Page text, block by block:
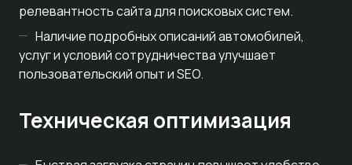
релевантность сайта для поисковых систем.
Наличие подробных описаний автомобилей,
услуг и условий сотрудничества улучшает
пользовательский опыт и SEO.
Техническая оптимизация